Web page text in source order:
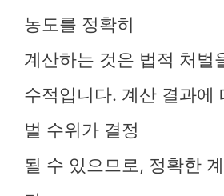
농도를 정확히
계산하는 것은 법적 처벌
수적입니다. 계산 결과에
벌 수위가 결정
될 수 있으므로, 정확한